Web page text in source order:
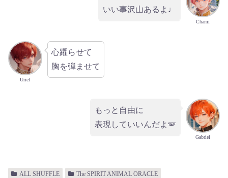
Chami
いい事沢山あるよ♩
Uriel
心躍らせて
胸を弾ませて
Gabriel
もっと自由に
表現していいんだよ🪽
ALL SHUFFLE
The SPIRIT ANIMAL ORACLE